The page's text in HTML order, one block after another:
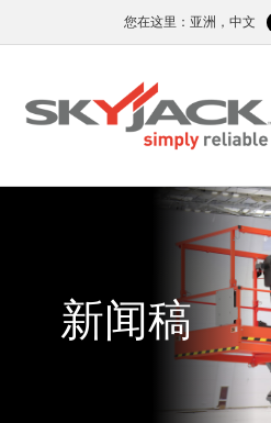
您在这里：亚洲，中文
新闻稿